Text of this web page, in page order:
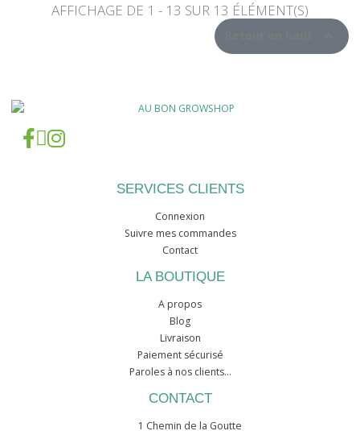
AFFICHAGE DE 1 - 13 SUR 13 ÉLÉMENT(S)
SERVICES CLIENTS
Connexion
Suivre mes commandes
Contact
LA BOUTIQUE
A propos
Blog
Livraison
Paiement sécurisé
Paroles à nos clients...
CONTACT
1 Chemin de la Goutte